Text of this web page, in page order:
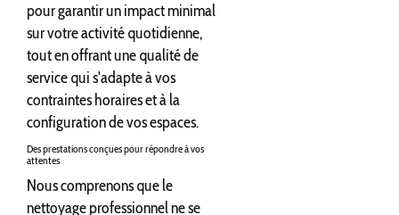
pour garantir un impact minimal
sur votre activité quotidienne,
tout en offrant une qualité de
service qui s'adapte à vos
contraintes horaires et à la
configuration de vos espaces.
Des prestations conçues pour répondre à vos
attentes
Nous comprenons que le
nettoyage professionnel ne se